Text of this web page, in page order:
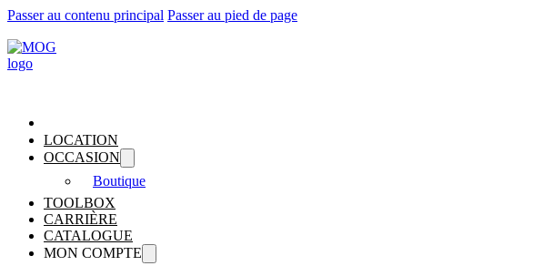
Passer au contenu principal Passer au pied de page
LOCATION
OCCASION
Boutique
TOOLBOX
CARRIÈRE
CATALOGUE
MON COMPTE